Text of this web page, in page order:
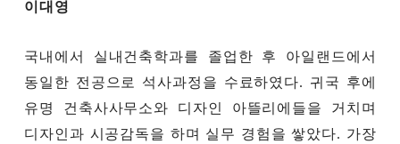
이대영
국내에서 실내건축학과를 졸업한 후 아일랜드에서
동일한 전공으로 석사과정을 수료하였다. 귀국 후에
유명 건축사사무소와 디자인 아뜰리에들을 거치며
디자인과 시공감독을 하며 실무 경험을 쌓았다. 가장